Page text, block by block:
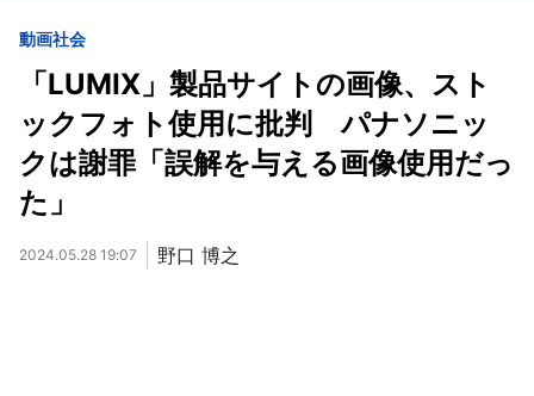
動画社会
「LUMIX」製品サイトの画像、スト
ックフォト使用に批判 パナソニッ
クは謝罪「誤解を与える画像使用だっ
た」
2024.05.28 19:07 野口 博之